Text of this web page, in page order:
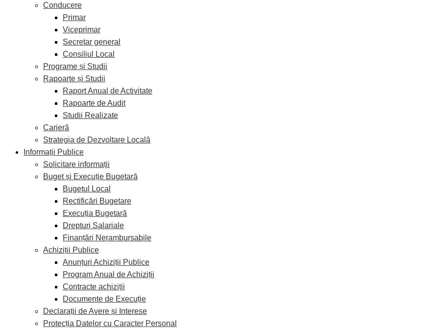
Conducere
Primar
Viceprimar
Secretar general
Consiliul Local
Programe și Studii
Rapoarte și Studii
Raport Anual de Activitate
Rapoarte de Audit
Studii Realizate
Carieră
Strategia de Dezvoltare Locală
Informații Publice
Solicitare informații
Buget și Execuție Bugetară
Bugetul Local
Rectificări Bugetare
Execuția Bugetară
Drepturi Salariale
Finanțări Nerambursabile
Achiziții Publice
Anunțuri Achiziții Publice
Program Anual de Achiziții
Contracte achiziții
Documente de Execuție
Declarații de Avere și Interese
Protecția Datelor cu Caracter Personal